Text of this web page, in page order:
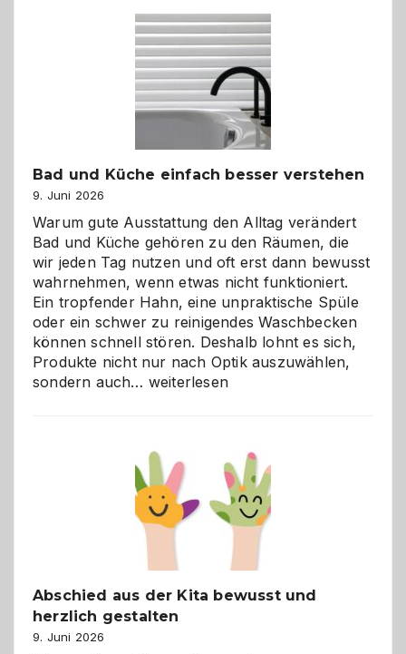
Bad und Küche einfach besser verstehen
9. Juni 2026
Warum gute Ausstattung den Alltag verändert
Bad und Küche gehören zu den Räumen, die
wir jeden Tag nutzen und oft erst dann bewusst
wahrnehmen, wenn etwas nicht funktioniert.
Ein tropfender Hahn, eine unpraktische Spüle
oder ein schwer zu reinigendes Waschbecken
können schnell stören. Deshalb lohnt es sich,
Produkte nicht nur nach Optik auszuwählen,
sondern auch… Bad
besser
verstehen
weiterlesen
Abschied aus der Kita bewusst und
herzlich gestalten
9. Juni 2026